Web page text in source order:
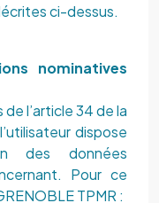
ci-dessus.
nominatives
l’article 34 de la
dispose
des données
Pour ce
TPMR :